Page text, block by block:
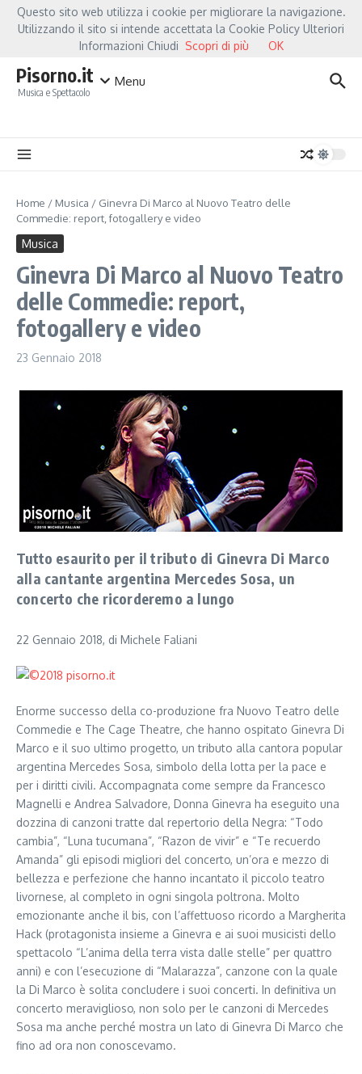
Salta al contenuto
Hot NewsFiorella Mannoia, a Capannori nasce “Anime Salve”: la data zero è un
Pisorno.it
Musica e Spettacolo
Menu
Home / Musica / Ginevra Di Marco al Nuovo Teatro delle
Commedie: report, fotogallery e video
Musica
Ginevra Di Marco al Nuovo Teatro
delle Commedie: report,
fotogallery e video
23 Gennaio 2018
Tutto esaurito per il tributo di Ginevra Di Marco
alla cantante argentina Mercedes Sosa, un
concerto che ricorderemo a lungo
22 Gennaio 2018, di Michele Faliani
Enorme successo della co-produzione fra Nuovo Teatro delle
Commedie e The Cage Theatre, che hanno ospitato Ginevra Di
Marco e il suo ultimo progetto, un tributo alla cantora popular
argentina Mercedes Sosa, simbolo della lotta per la pace e
per i diritti civili. Accompagnata come sempre da Francesco
Magnelli e Andrea Salvadore, Donna Ginevra ha eseguito una
dozzina di canzoni tratte dal repertorio della Negra: “Todo
cambia”, “Luna tucumana”, “Razon de vivir” e “Te recuerdo
Amanda” gli episodi migliori del concerto, un’ora e mezzo di
bellezza e perfezione che hanno incantato il piccolo teatro
livornese, al completo in ogni singola poltrona. Molto
emozionante anche il bis, con l’affettuoso ricordo a Margherita
Hack (protagonista insieme a Ginevra e ai suoi musicisti dello
spettacolo “L’anima della terra vista dalle stelle” per quattro
anni) e con l’esecuzione di “Malarazza”, canzone con la quale
la Di Marco è solita concludere i suoi concerti. In definitiva un
concerto meraviglioso, non solo per le canzoni di Mercedes
Sosa ma anche perché mostra un lato di Ginevra Di Marco che
fino ad ora non conoscevamo.
Questo sito web utilizza i cookie per migliorare la navigazione.
Utilizzando il sito si intende accettata la Cookie Policy Ulteriori
Informazioni Chiudi Scopri di più OK